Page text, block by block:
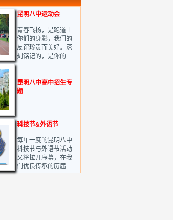
昆明八中运动会
青春飞扬，是跑道上
你们的身影，我们的
友谊珍贵而美好。深
刻铭记的，是你的...
昆明八中高中招生专
题
科技节&外语节
每年一度的昆明八中
科技节与外语节活动
又将拉开序幕，在我
们优良传承的历届...